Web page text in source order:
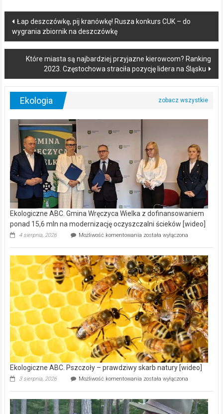
Post
navigation
Łap deszczówkę, pij kranówkę! Rusza konkurs CUK – do
wygrania zbiornik na deszczówkę
Które miasta są najbardziej przyjazne kierowcom? Ranking
2023. Częstochowa straciła pozycję lidera na Śląsku
Ekologia
Ekologiczne ABC. Gmina Wręczyca Wielka z dofinansowaniem
ponad 15,6 mln na modernizację oczyszczalni ścieków [wideo]
4 sierpnia, 2026 Możliwość komentowania Ekologiczne
Wręczyca
Wielka
z
dofinansowaniem
ponad
15,6
mln
na
modernizację
oczyszczalni
ścieków
[wideo]
została wyłączona
Ekologiczne ABC. Pszczoły – prawdziwy skarb natury [wideo]
3 sierpnia, 2026 Możliwość komentowania Ekologiczne
–
prawdziwy
została wyłączona